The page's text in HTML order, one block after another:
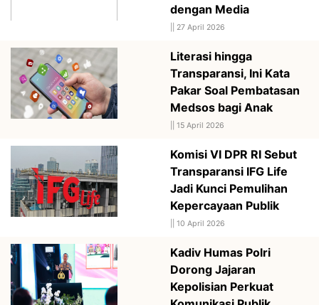
dengan Media
27 April 2026
Literasi hingga
Transparansi, Ini Kata
Pakar Soal Pembatasan
Medsos bagi Anak
15 April 2026
Komisi VI DPR RI Sebut
Transparansi IFG Life
Jadi Kunci Pemulihan
Kepercayaan Publik
10 April 2026
Kadiv Humas Polri
Dorong Jajaran
Kepolisian Perkuat